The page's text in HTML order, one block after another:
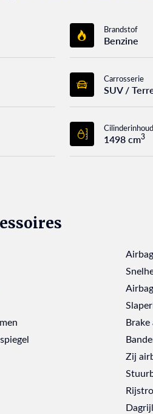
Brandstof
Benzine
Carrosserie
SUV /
Cilinderinhoud
1498 cm3
Brake
Zij